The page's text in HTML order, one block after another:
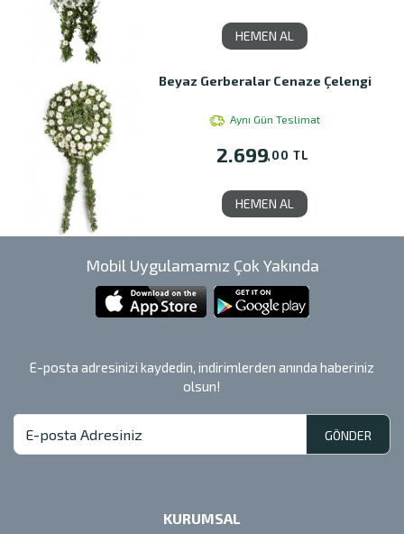
HEMEN AL
Beyaz Gerberalar Cenaze Çelengi
Aynı Gün Teslimat
2.699,00 TL
HEMEN AL
Mobil Uygulamamız Çok Yakında
E-posta adresinizi kaydedin, indirimlerden anında haberiniz
olsun!
GÖNDER
KURUMSAL